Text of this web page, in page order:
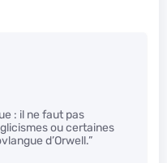
: il ne faut pas
ou certaines
d’Orwell.”